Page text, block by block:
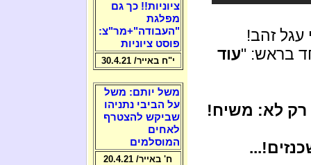
עגל זהב!
בראש: "עוד
רק לא: משיח!
ציוניות!! כך גם
מפלגת
"העבודה"+מר"צ:
פוסט ציוניות
י"ח באייר/ 30.4.21
משל יותם: משל
על הביבי נתניהו
שביקש להצטרף
לאחים
המוסלמים
ח' באייר/ 20.4.21